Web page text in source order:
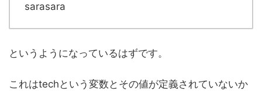
sarasara
というようになっているはずです。
これはtechという変数とその値が定義されていないか